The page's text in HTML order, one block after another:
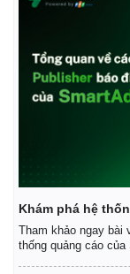
Khám phá hệ
Tham khảo ngay bài
thống quảng cáo của